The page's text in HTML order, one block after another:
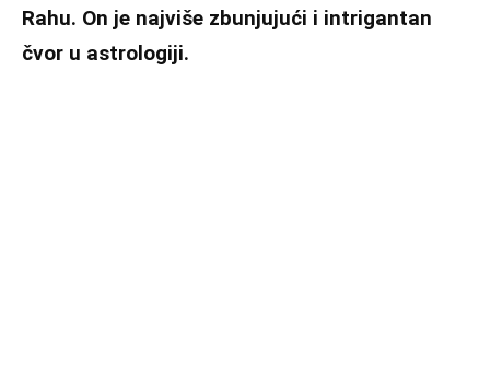
Rahu. On je najviše zbunjujući i intrigantan
čvor u astrologiji.